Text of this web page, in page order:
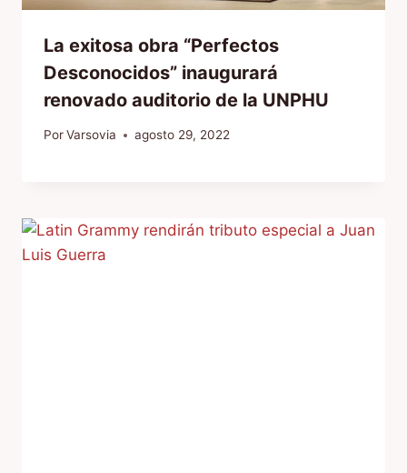
La exitosa obra “Perfectos
Desconocidos” inaugurará
renovado auditorio de la UNPHU
PorVarsovia agosto 29, 2022